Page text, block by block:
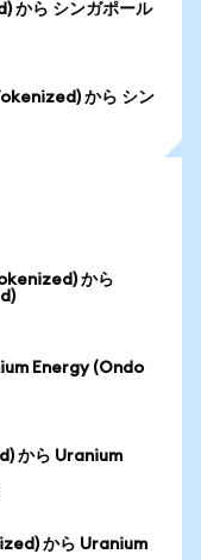
から シンガポール
から シン
から
Energy (Ondo
から Uranium
から Uranium